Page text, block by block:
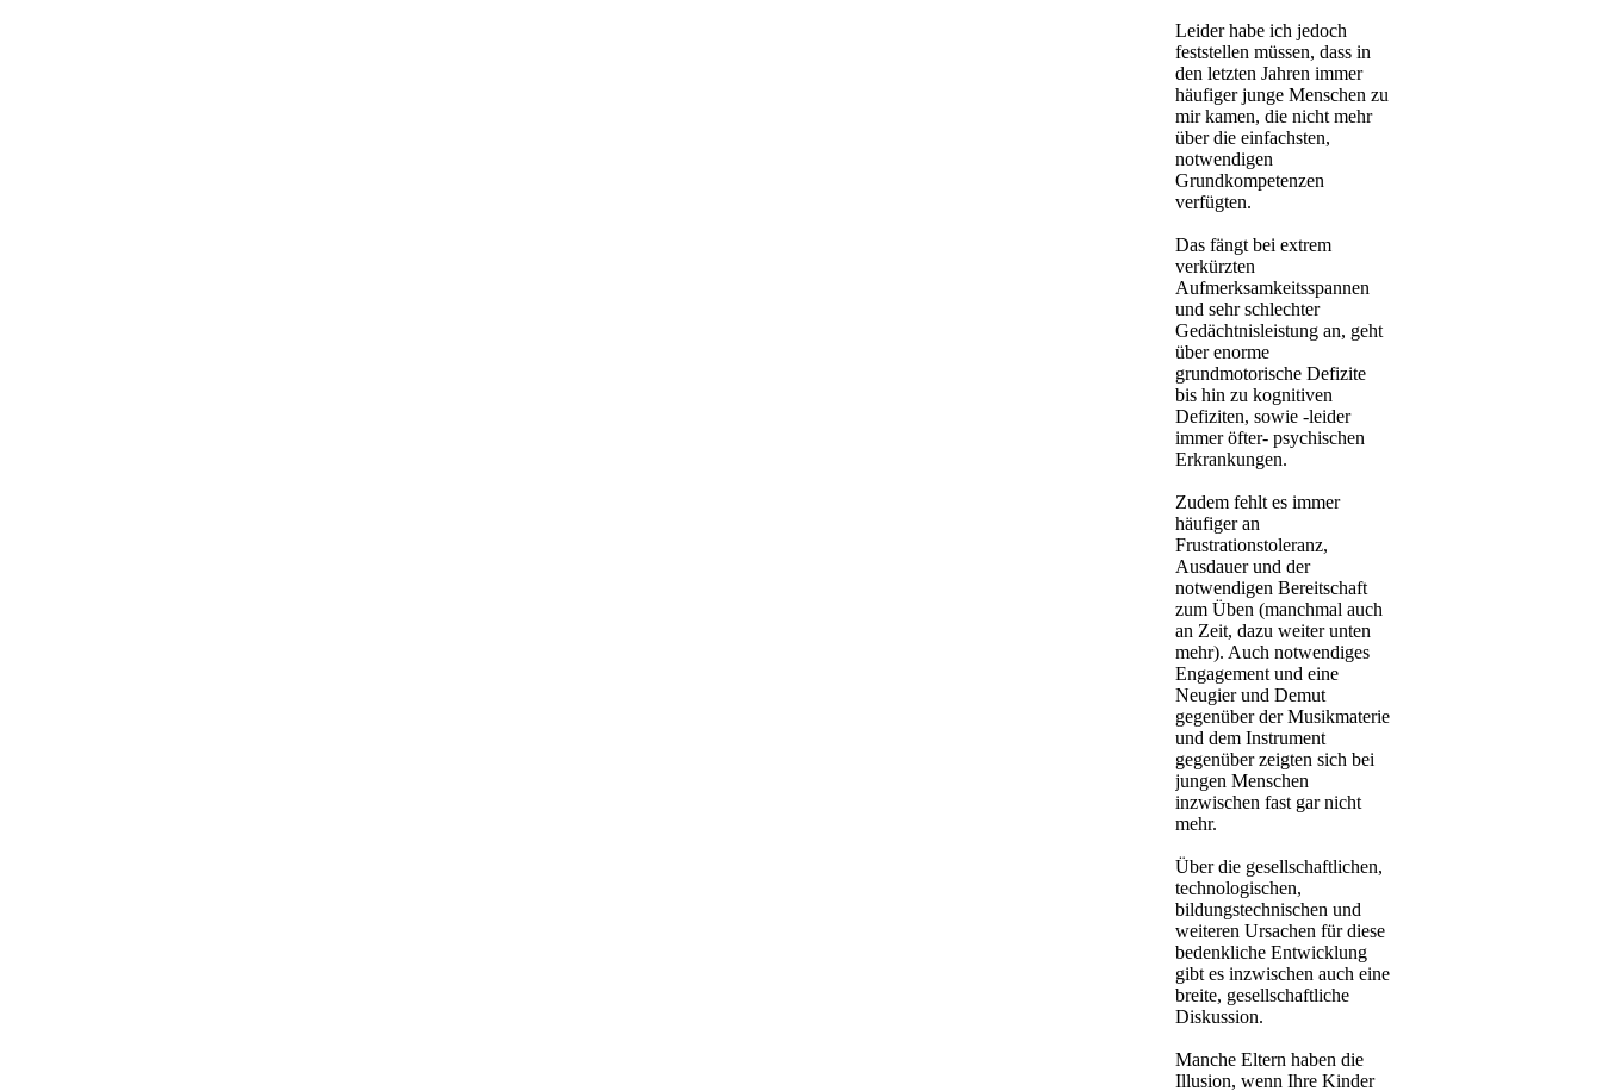
Leider habe ich jedoch
feststellen müssen, dass in
den letzten Jahren immer
häufiger junge Menschen zu
mir kamen, die nicht mehr
über die einfachsten,
notwendigen
Grundkompetenzen
verfügten.
Das fängt bei extrem
verkürzten
Aufmerksamkeitsspannen
und sehr schlechter
Gedächtnisleistung an, geht
über enorme
grundmotorische Defizite
bis hin zu kognitiven
Defiziten, sowie -leider
immer öfter- psychischen
Erkrankungen.
Zudem fehlt es immer
häufiger an
Frustrationstoleranz,
Ausdauer und der
notwendigen Bereitschaft
zum Üben (manchmal auch
an Zeit, dazu weiter unten
mehr). Auch notwendiges
Engagement und eine
Neugier und Demut
gegenüber der Musikmaterie
und dem Instrument
gegenüber zeigten sich bei
jungen Menschen
inzwischen fast gar nicht
mehr.
Über die gesellschaftlichen,
technologischen,
bildungstechnischen und
weiteren Ursachen für diese
bedenkliche Entwicklung
gibt es inzwischen auch eine
breite, gesellschaftliche
Diskussion.
Manche Eltern haben die
Illusion, wenn Ihre Kinder